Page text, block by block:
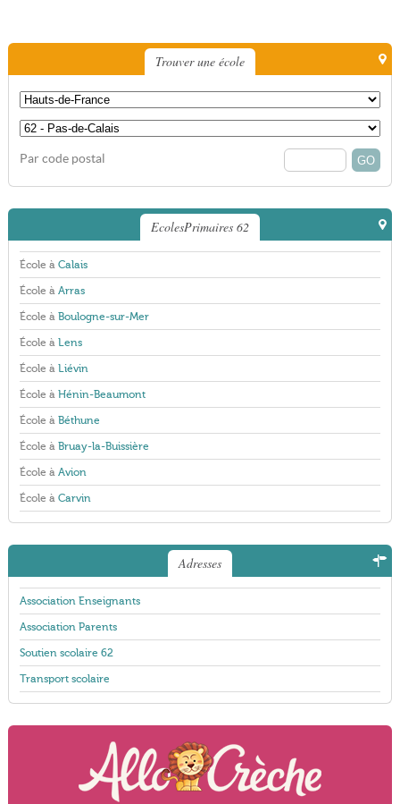
Trouver une école
Par code postal
EcolesPrimaires 62
École à Calais
École à Arras
École à Boulogne-sur-Mer
École à Lens
École à Liévin
École à Hénin-Beaumont
École à Béthune
École à Bruay-la-Buissière
École à Avion
École à Carvin
Adresses
Association Enseignants
Association Parents
Soutien scolaire 62
Transport scolaire